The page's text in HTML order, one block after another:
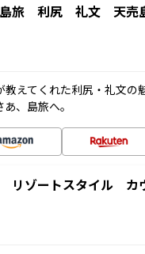
旅 利尻 礼文 天売
えてくれた利尻・礼文の
、島旅へ。
ゾートスタイル カ